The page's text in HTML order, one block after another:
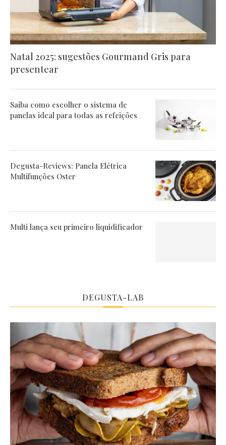
Natal 2025: sugestões Gourmand Gris para
presentear
Saiba como escolher o sistema de
panelas ideal para todas as refeições
Degusta-Reviews: Panela Elétrica
Multifunções Oster
Multi lança seu primeiro liquidificador
DEGUSTA-LAB